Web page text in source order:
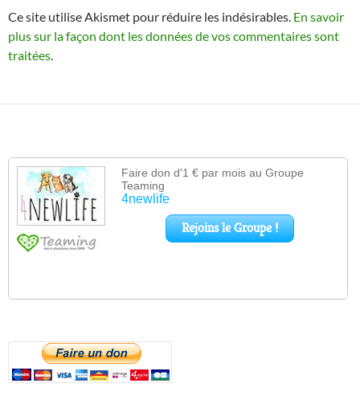
Ce site utilise Akismet pour réduire les indésirables. En savoir
plus sur la façon dont les données de vos commentaires sont
traitées.